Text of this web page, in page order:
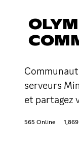
serveurs
et partagez
565 Online